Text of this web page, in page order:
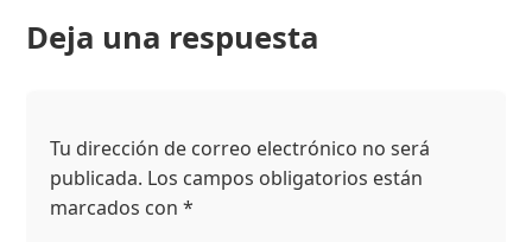
Deja una respuesta
Tu dirección de correo electrónico no será
publicada. Los campos obligatorios están
marcados con*